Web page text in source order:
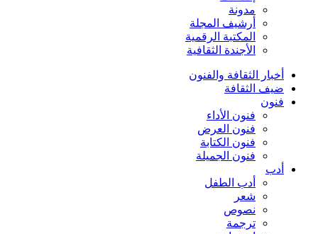
مدونة
أرشيف المجلة
المكتبة الرقمية
الأجندة الثقافية
أخبار الثقافة والفنون
ضيف الثقافة
فنون
فنون الأداء
فنون العرض
فنون الكتابة
فنون الجميلة
أدب
أدب الطفل
شعر
نصوص
ترجمة